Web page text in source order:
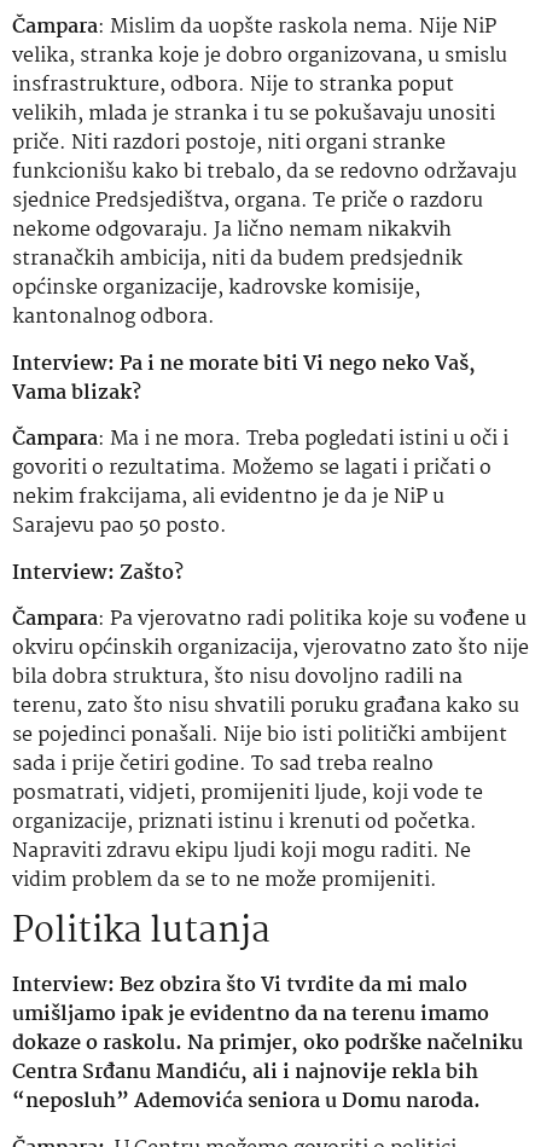
Čampara: Mislim da uopšte raskola nema. Nije NiP
velika, stranka koje je dobro organizovana, u smislu
insfrastrukture, odbora. Nije to stranka poput
velikih, mlada je stranka i tu se pokušavaju unositi
priče. Niti razdori postoje, niti organi stranke
funkcionišu kako bi trebalo, da se redovno održavaju
sjednice Predsjedištva, organa. Te priče o razdoru
nekome odgovaraju. Ja lično nemam nikakvih
stranačkih ambicija, niti da budem predsjednik
općinske organizacije, kadrovske komisije,
kantonalnog odbora.
Interview: Pa i ne morate biti Vi nego neko Vaš,
Vama blizak?
Čampara: Ma i ne mora. Treba pogledati istini u oči i
govoriti o rezultatima. Možemo se lagati i pričati o
nekim frakcijama, ali evidentno je da je NiP u
Sarajevu pao 50 posto.
Interview: Zašto?
Čampara: Pa vjerovatno radi politika koje su vođene u
okviru općinskih organizacija, vjerovatno zato što nije
bila dobra struktura, što nisu dovoljno radili na
terenu, zato što nisu shvatili poruku građana kako su
se pojedinci ponašali. Nije bio isti politički ambijent
sada i prije četiri godine. To sad treba realno
posmatrati, vidjeti, promijeniti ljude, koji vode te
organizacije, priznati istinu i krenuti od početka.
Napraviti zdravu ekipu ljudi koji mogu raditi. Ne
vidim problem da se to ne može promijeniti.
Politika lutanja
Interview: Bez obzira što Vi tvrdite da mi malo
umišljamo ipak je evidentno da na terenu imamo
dokaze o raskolu. Na primjer, oko podrške načelniku
Centra Srđanu Mandiću, ali i najnovije rekla bih
“neposluh” Ademovića seniora u Domu naroda.